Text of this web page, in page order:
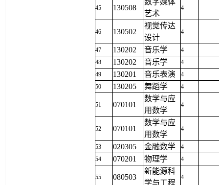
45 130508
数字媒体
艺术
4
46 130502
视觉传达
设计
4
47 130202 音乐学
4
48
130202 音乐学
4
49
130201 音乐表演
4
50
130205 舞蹈学 4
51 070101
数学与应
用数学
4
52 070101
数学与应
用数学
4
53 020305 金融数学
4
54
070201 物理学 4
55 080503
新能源科
学与工程
4